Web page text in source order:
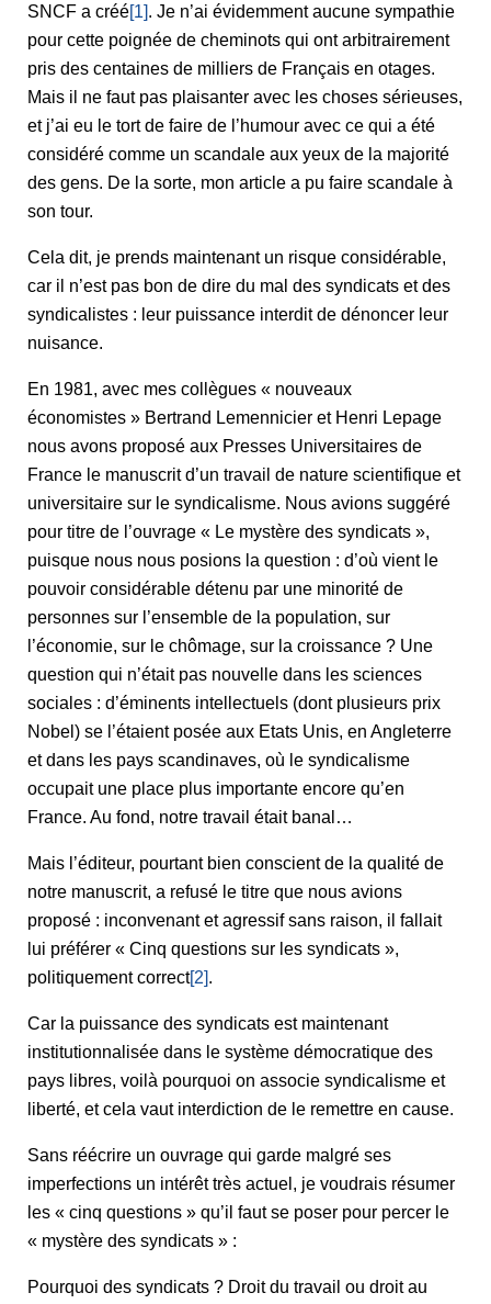
SNCF a créé[1]. Je n’ai évidemment aucune sympathie
pour cette poignée de cheminots qui ont arbitrairement
pris des centaines de milliers de Français en otages.
Mais il ne faut pas plaisanter avec les choses sérieuses,
et j’ai eu le tort de faire de l’humour avec ce qui a été
considéré comme un scandale aux yeux de la majorité
des gens. De la sorte, mon article a pu faire scandale à
son tour.
Cela dit, je prends maintenant un risque considérable,
car il n’est pas bon de dire du mal des syndicats et des
syndicalistes : leur puissance interdit de dénoncer leur
nuisance.
En 1981, avec mes collègues « nouveaux
économistes » Bertrand Lemennicier et Henri Lepage
nous avons proposé aux Presses Universitaires de
France le manuscrit d’un travail de nature scientifique et
universitaire sur le syndicalisme. Nous avions suggéré
pour titre de l’ouvrage « Le mystère des syndicats »,
puisque nous nous posions la question : d’où vient le
pouvoir considérable détenu par une minorité de
personnes sur l’ensemble de la population, sur
l’économie, sur le chômage, sur la croissance ? Une
question qui n’était pas nouvelle dans les sciences
sociales : d’éminents intellectuels (dont plusieurs prix
Nobel) se l’étaient posée aux Etats Unis, en Angleterre
et dans les pays scandinaves, où le syndicalisme
occupait une place plus importante encore qu’en
France. Au fond, notre travail était banal…
Mais l’éditeur, pourtant bien conscient de la qualité de
notre manuscrit, a refusé le titre que nous avions
proposé : inconvenant et agressif sans raison, il fallait
lui préférer « Cinq questions sur les syndicats »,
politiquement correct[2].
Car la puissance des syndicats est maintenant
institutionnalisée dans le système démocratique des
pays libres, voilà pourquoi on associe syndicalisme et
liberté, et cela vaut interdiction de le remettre en cause.
Sans réécrire un ouvrage qui garde malgré ses
imperfections un intérêt très actuel, je voudrais résumer
les « cinq questions » qu’il faut se poser pour percer le
« mystère des syndicats » :
Pourquoi des syndicats ? Droit du travail ou droit au